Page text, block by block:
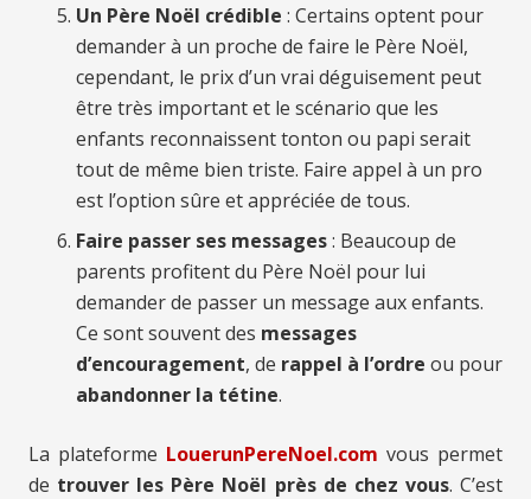
Un Père Noël crédible : Certains optent pour
demander à un proche de faire le Père Noël,
cependant, le prix d’un vrai déguisement peut
être très important et le scénario que les
enfants reconnaissent tonton ou papi serait
tout de même bien triste. Faire appel à un pro
est l’option sûre et appréciée de tous.
Faire passer ses messages: Beaucoup de
parents profitent du Père Noël pour lui
demander de passer un message aux enfants.
Ce sont souvent des messages
d’encouragement, de rappel à l’ordre ou pour
abandonner la tétine.
La plateforme LouerunPereNoel.com vous permet
de trouver les Père Noël près de chez vous. C’est